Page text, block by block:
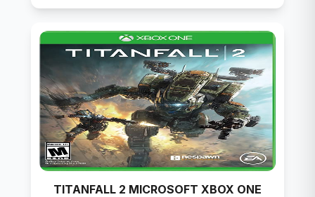
TITANFALL 2 MICROSOFT XBOX ONE